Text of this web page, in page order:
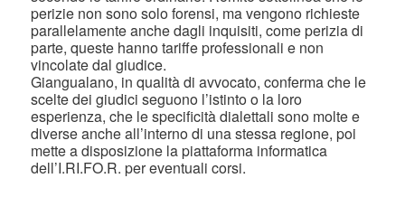
perizie non sono solo forensi, ma vengono richieste
parallelamente anche dagli inquisiti, come perizia di
parte, queste hanno tariffe professionali e non
vincolate dal giudice.
Giangualano, in qualità di avvocato, conferma che le
scelte dei giudici seguono l’istinto o la loro
esperienza, che le specificità dialettali sono molte e
diverse anche all’interno di una stessa regione, poi
mette a disposizione la piattaforma informatica
dell’I.RI.FO.R. per eventuali corsi.